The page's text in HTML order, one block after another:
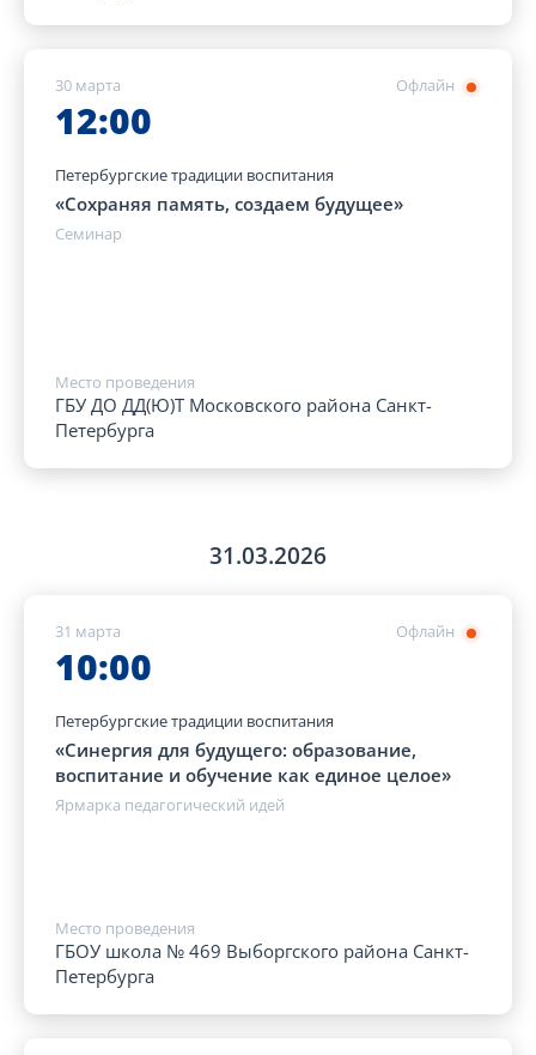
Офлайн
30 марта
12:00
Петербургские традиции воспитания
«Сохраняя память, создаем будущее»
Семинар
Место проведения
ГБУ ДО ДД(Ю)Т Московского района Санкт-
Петербурга
31.03.2026
Офлайн
31 марта
10:00
Петербургские традиции воспитания
«Синергия для будущего: образование,
воспитание и обучение как единое целое»
Ярмарка педагогический идей
Место проведения
ГБОУ школа № 469 Выборгского района Санкт-
Петербурга